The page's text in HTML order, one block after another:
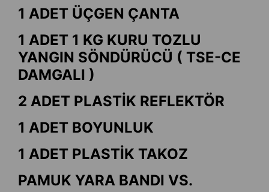
1 ADET ÜÇGEN ÇANTA
1 ADET 1 KG KURU TOZLU
YANGIN SÖNDÜRÜCÜ ( TSE-CE
DAMGALI )
2 ADET PLASTİK REFLEKTÖR
1 ADET BOYUNLUK
1 ADET PLASTİK TAKOZ
PAMUK YARA BANDI VS.